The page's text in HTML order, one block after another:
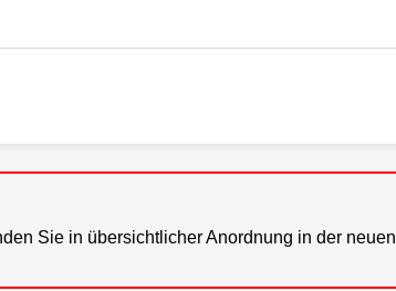
Sie in übersichtlicher Anordnung in der neuen